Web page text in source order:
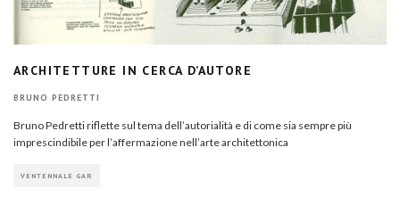
ARCHITETTURE IN CERCA D’AUTORE
BRUNO PEDRETTI
Bruno Pedretti riflette sul tema dell’autorialità e di come sia sempre più
imprescindibile per l’affermazione nell’arte architettonica
VENTENNALE GAR